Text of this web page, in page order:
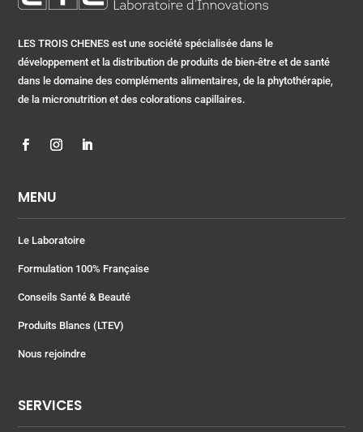
LES TROIS CHENES est une société spécialisée dans le
développement et la distribution de produits de bien-être et de santé
dans le domaine des compléments alimentaires, de la phytothérapie,
de la micronutrition et des colorations capillaires.
MENU
Le Laboratoire
Formulation 100% Française
Conseils Santé & Beauté
Produits Blancs (LTEV)
Nous rejoindre
SERVICES